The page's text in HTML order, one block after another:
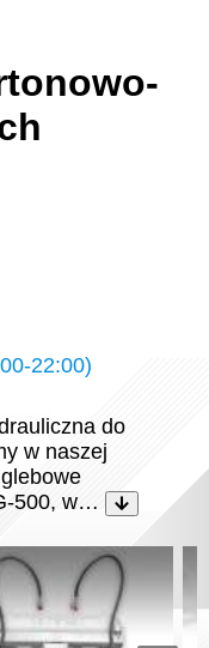
22:00)
do
w naszej
500, w…